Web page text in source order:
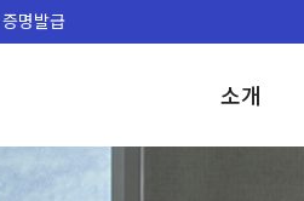
증명발급
소개